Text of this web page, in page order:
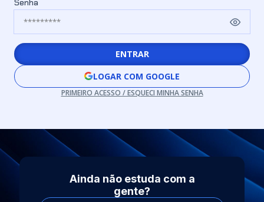
Senha
ENTRAR
LOGAR COM GOOGLE
PRIMEIRO ACESSO / ESQUECI MINHA SENHA
Ainda não estuda com a
gente?